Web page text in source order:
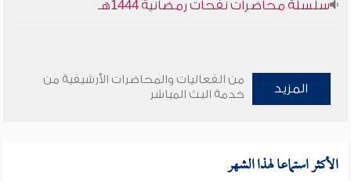
سلسلة محاضرات نفحات رمضانية 1444هـ
المزيد
من الفعاليات والمحاضرات الأرشيفية من
خدمة البث المباشر
الأكثر استماعا لهذا الشهر